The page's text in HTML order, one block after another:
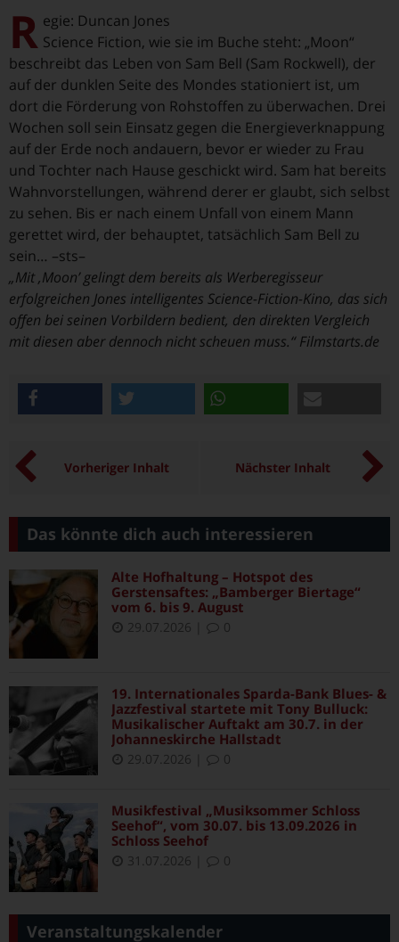
R egie: Duncan Jones
Science Fiction, wie sie im Buche steht: „Moon“
beschreibt das Leben von Sam Bell (Sam Rockwell), der
auf der dunklen Seite des Mondes stationiert ist, um
dort die Förderung von Rohstoffen zu überwachen. Drei
Wochen soll sein Einsatz gegen die Energieverknappung
auf der Erde noch andauern, bevor er wieder zu Frau
und Tochter nach Hause geschickt wird. Sam hat bereits
Wahnvorstellungen, während derer er glaubt, sich selbst
zu sehen. Bis er nach einem Unfall von einem Mann
gerettet wird, der behauptet, tatsächlich Sam Bell zu
sein… –sts–
„Mit ‚Moon’ gelingt dem bereits als Werberegisseur
erfolgreichen Jones intelligentes Science-Fiction-Kino, das sich
offen bei seinen Vorbildern bedient, den direkten Vergleich
mit diesen aber dennoch nicht scheuen muss.“ Filmstarts.de
Vorheriger Inhalt Nächster Inhalt
Das könnte dich auch interessieren
Alte Hofhaltung – Hotspot des
Gerstensaftes: „Bamberger Biertage“
vom 6. bis 9. August
29.07.2026 0
19. Internationales Sparda-Bank Blues- &
Jazzfestival startete mit Tony Bulluck:
Musikalischer Auftakt am 30.7. in der
Johanneskirche Hallstadt
29.07.2026 0
Musikfestival „Musiksommer Schloss
Seehof“, vom 30.07. bis 13.09.2026 in
Schloss Seehof
31.07.2026 0
Veranstaltungskalender